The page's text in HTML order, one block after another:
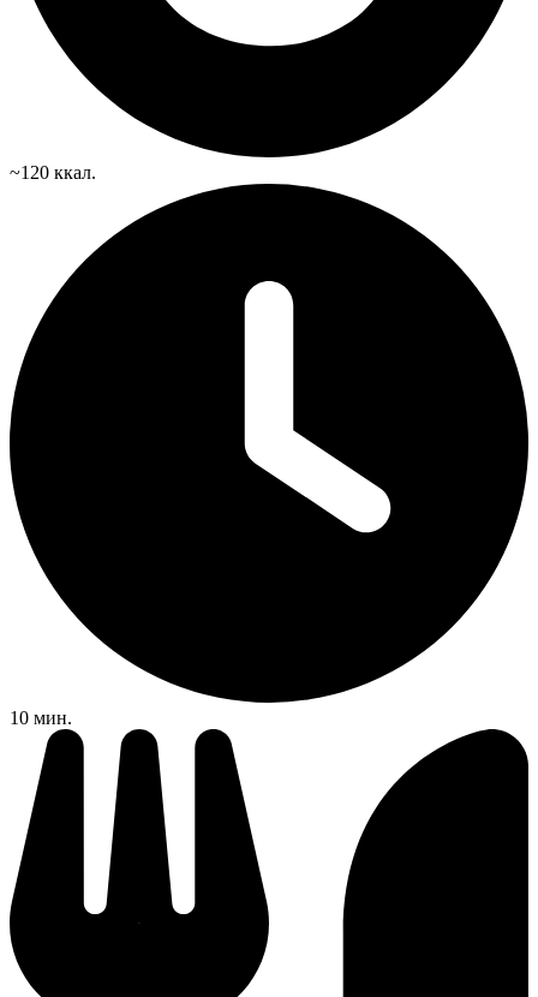
~120 ккал.
10 мин.